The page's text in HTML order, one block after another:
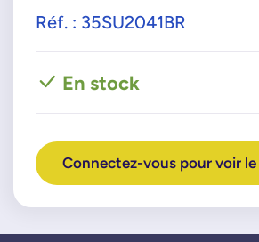
Réf. : 35SU2041BR
En stock
Connectez-vous pour voir